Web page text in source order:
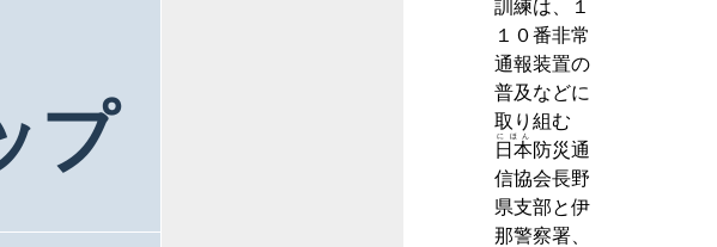
プ
訓練は、１
１０番非常
通報装置の
普及などに
取り組む
日本
にほん
防災通
信協会長野
県支部と伊
那警察署、